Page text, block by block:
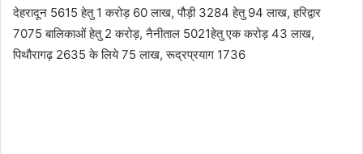
देहरादून 5615 हेतु 1 करोड़ 60 लाख, पौड़ी 3284 हेतु 94 लाख, हरिद्वार
7075 बालिकाओं हेतु 2 करोड़, नैनीताल 5021हेतु एक करोड़ 43 लाख,
पिथौरागढ़ 2635 के लिये 75 लाख, रूद्रप्रयाग 1736